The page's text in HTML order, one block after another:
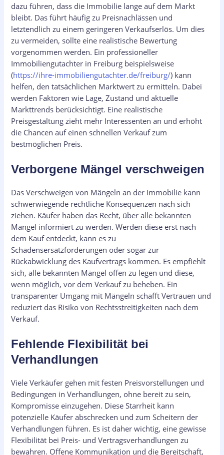
dazu führen, dass die Immobilie lange auf dem Markt
bleibt. Das führt häufig zu Preisnachlässen und
letztendlich zu einem geringeren Verkaufserlös. Um dies
zu vermeiden, sollte eine realistische Bewertung
vorgenommen werden. Ein professioneller
Immobiliengutachter in Freiburg beispielsweise
(https://ihre-immobiliengutachter.de/freiburg/) kann
helfen, den tatsächlichen Marktwert zu ermitteln. Dabei
werden Faktoren wie Lage, Zustand und aktuelle
Markttrends berücksichtigt. Eine realistische
Preisgestaltung zieht mehr Interessenten an und erhöht
die Chancen auf einen schnellen Verkauf zum
bestmöglichen Preis.
Verborgene Mängel verschweigen
Das Verschweigen von Mängeln an der Immobilie kann
schwerwiegende rechtliche Konsequenzen nach sich
ziehen. Käufer haben das Recht, über alle bekannten
Mängel informiert zu werden. Werden diese erst nach
dem Kauf entdeckt, kann es zu
Schadensersatzforderungen oder sogar zur
Rückabwicklung des Kaufvertrags kommen. Es empfiehlt
sich, alle bekannten Mängel offen zu legen und diese,
wenn möglich, vor dem Verkauf zu beheben. Ein
transparenter Umgang mit Mängeln schafft Vertrauen und
reduziert das Risiko von Rechtsstreitigkeiten nach dem
Verkauf.
Fehlende Flexibilität bei
Verhandlungen
Viele Verkäufer gehen mit festen Preisvorstellungen und
Bedingungen in Verhandlungen, ohne bereit zu sein,
Kompromisse einzugehen. Diese Starrheit kann
potenzielle Käufer abschrecken und zum Scheitern der
Verhandlungen führen. Es ist daher wichtig, eine gewisse
Flexibilität bei Preis- und Vertragsverhandlungen zu
bewahren. Offene Kommunikation und die Bereitschaft,